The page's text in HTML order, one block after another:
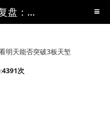
超级短线复盘：题材股继续低迷，看明天能否突破3板天堑-股市杂谈-短线黑马,短线股票,短线炒股,实战,荐股,操盘,超级短线,令人叹为观止的短线炒股!-超级短线
明天能否突破3板天堑
4391次